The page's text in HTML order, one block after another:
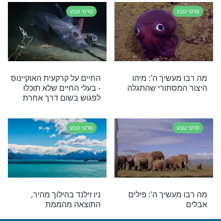
יפים במיוחד
באותה המידה...
מה רבו מעשיך ה': נהר לבה
ה': הגרנד
סרטי טבע
מה רבו מעשיך ה': בעלי חיים
ימיים בארץ ישראל